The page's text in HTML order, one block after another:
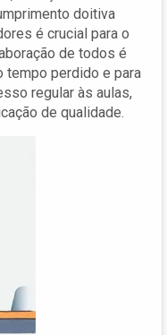
doitiva
é crucial para o
de todos é
tempo perdido e para
regular às aulas,
de qualidade.